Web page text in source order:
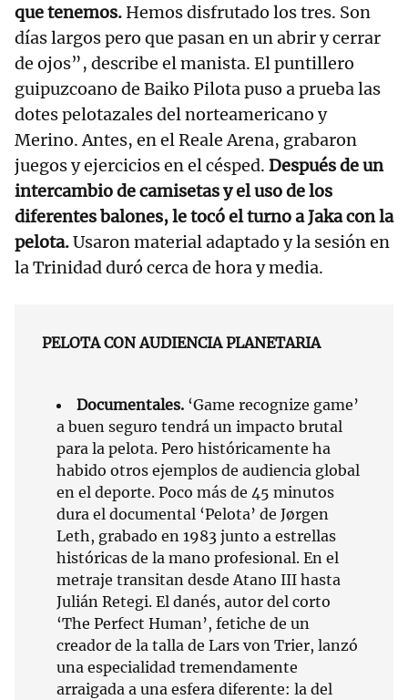
que tenemos. Hemos disfrutado los tres. Son
días largos pero que pasan en un abrir y cerrar
de ojos”, describe el manista. El puntillero
guipuzcoano de Baiko Pilota puso a prueba las
dotes pelotazales del norteamericano y
Merino. Antes, en el Reale Arena, grabaron
juegos y ejercicios en el césped. Después de un
intercambio de camisetas y el uso de los
diferentes balones, le tocó el turno a Jaka con la
pelota.Usaron material adaptado y la sesión en
la Trinidad duró cerca de hora y media.
PELOTA CON AUDIENCIA PLANETARIA
Documentales. ‘Game recognize game’
a buen seguro tendrá un impacto brutal
para la pelota. Pero históricamente ha
habido otros ejemplos de audiencia global
en el deporte. Poco más de 45 minutos
dura el documental ‘Pelota’ de Jørgen
Leth, grabado en 1983 junto a estrellas
históricas de la mano profesional. En el
metraje transitan desde Atano III hasta
Julián Retegi. El danés, autor del corto
‘The Perfect Human’, fetiche de un
creador de la talla de Lars von Trier, lanzó
una especialidad tremendamente
arraigada a una esfera diferente: la del